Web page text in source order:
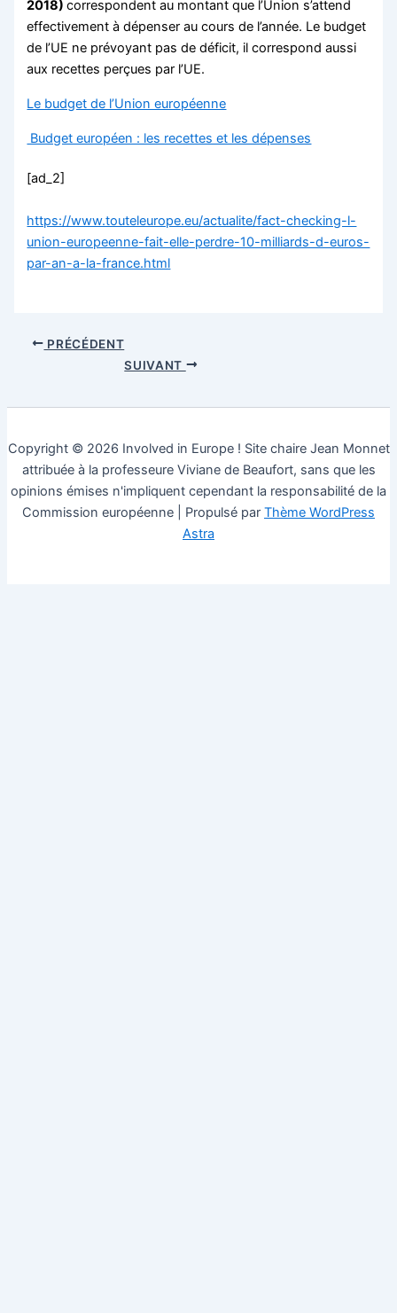
2018)correspondent au montant que l’Union s’attend
effectivement à dépenser au cours de l’année. Le budget
de l’UE ne prévoyant pas de déficit, il correspond aussi
aux recettes perçues par l’UE.
Le budget de l’Union européenne
Budget européen : les recettes et les dépenses
[ad_2]
https://www.touteleurope.eu/actualite/fact-checking-l-
union-europeenne-fait-elle-perdre-10-milliards-d-euros-
par-an-a-la-france.html
PRÉCÉDENT
SUIVANT
Copyright © 2026 Involved in Europe ! Site chaire Jean Monnet
attribuée à la professeure Viviane de Beaufort, sans que les
opinions émises n'impliquent cependant la responsabilité de la
Commission européenne | Propulsé par Thème WordPress
Astra